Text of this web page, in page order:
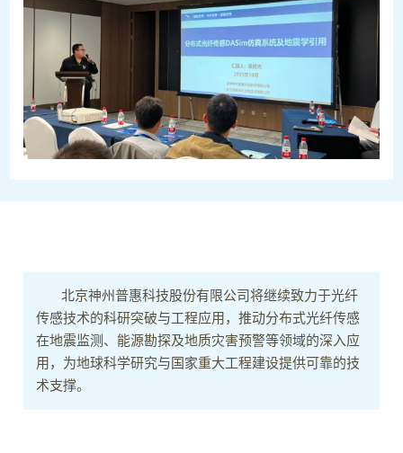
北京神州普惠科技股份有限公司将继续致力于光纤
传感技术的科研突破与工程应用，推动分布式光纤传感
在地震监测、能源勘探及地质灾害预警等领域的深入应
用，为地球科学研究与国家重大工程建设提供可靠的技
术支撑。